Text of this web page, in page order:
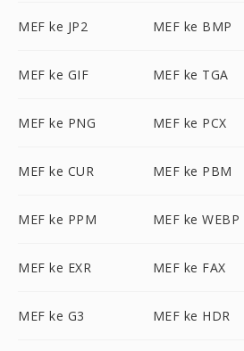
MEF ke JP2 MEF ke BMP
MEF ke GIF MEF ke TGA
MEF ke PNG MEF ke PCX
MEF ke CUR MEF ke PBM
MEF ke PPM MEF ke WEBP
MEF ke EXR MEF ke FAX
MEF ke G3 MEF ke HDR